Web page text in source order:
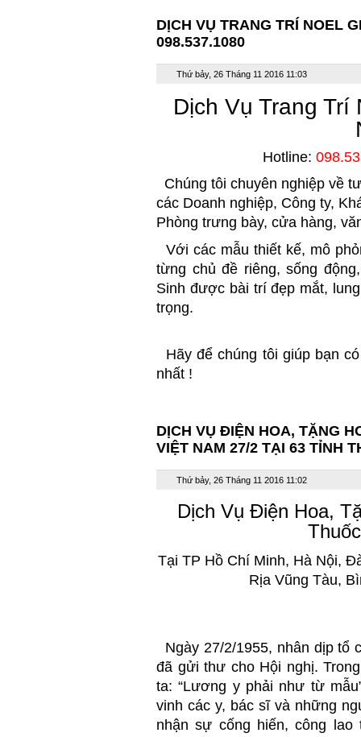
DỊCH VỤ TRANG TRÍ NOEL
098.537.1080
Thứ bảy, 26 Tháng 11 2016 11:03
Dịch Vụ Trang Trí
Hotline:
Chúng tôi chuyên nghiệp về
các Doanh nghiệp, Công ty,
Phòng trưng bày, cửa hàng,
Với các mẫu thiết kế, mô
từng chủ đề riêng, sống
Sinh được bài trí đẹp mắt,
trọng.
Hãy để chúng tôi giúp bạn
nhất !
DỊCH VỤ ĐIỆN HOA, TẶNG
VIỆT NAM 27/2 TẠI 63 TỈNH
Thứ bảy, 26 Tháng 11 2016 11:02
Dịch Vụ Điện Hoa,
Tại TP Hồ Chí Minh, Hà Nội,
Rịa Vũng Tàu,
Ngày 27/2/1955, nhân dịp tổ
đã gửi thư cho Hội nghị.
ta: “Lương y phải như từ
vinh các y, bác sĩ và những
nhận sự cống hiến, công